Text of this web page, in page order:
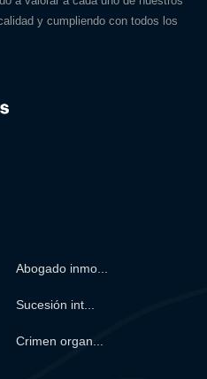
y cumpliendo con todos los
Abogado inmo...
Sucesión int...
Crimen organ...